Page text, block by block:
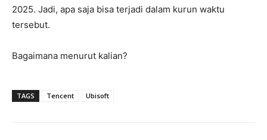
2025. Jadi, apa saja bisa terjadi dalam kurun waktu
tersebut.
Bagaimana menurut kalian?
TAGS Tencent Ubisoft